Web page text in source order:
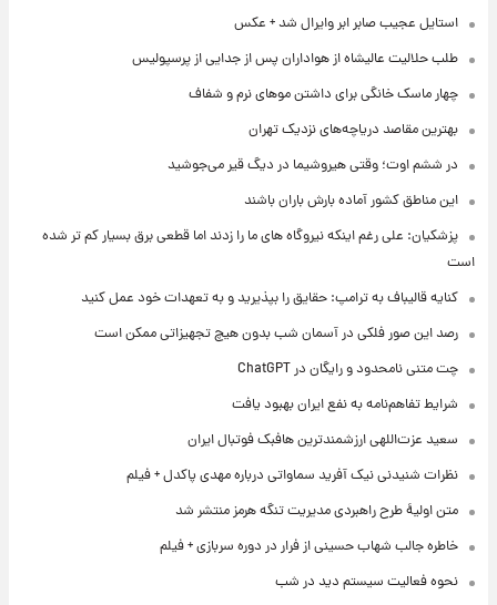
استایل عجیب صابر ابر وایرال شد + عکس
طلب حلالیت عالیشاه از هواداران پس از جدایی از پرسپولیس
چهار ماسک خانگی برای داشتن موهای نرم و شفاف
بهترین مقاصد دریاچه‌های نزدیک تهران
در ششم اوت؛ وقتی هیروشیما در دیگ قیر می‌جوشید
این مناطق کشور آماده بارش باران باشند
پزشکیان: علی رغم اینکه نیروگاه های ما را زدند اما قطعی برق بسیار کم تر شده
است
کنایه قالیباف به ترامپ: حقایق را بپذیرید و به تعهدات خود عمل کنید
رصد این صور فلکی در آسمان شب بدون هیچ تجهیزاتی ممکن است
چت متنی نامحدود و رایگان در ChatGPT
شرایط تفاهم‌نامه به نفع ایران بهبود یافت
سعید عزت‌اللهی ارزشمندترین هافبک فوتبال ایران
نظرات شنیدنی نیک آفرید سماواتی درباره مهدی پاکدل + فیلم
متن اولیۀ طرح راهبردی مدیریت تنگه هرمز منتشر شد
خاطره جالب شهاب حسینی از فرار در دوره سربازی + فیلم
نحوه فعالیت سیستم دید در شب